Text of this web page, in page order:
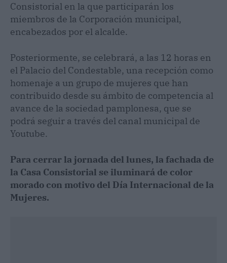
Consistorial en la que participarán los
miembros de la Corporación municipal,
encabezados por el alcalde.
Posteriormente, se celebrará, a las 12 horas en
el Palacio del Condestable, una recepción como
homenaje a un grupo de mujeres que han
contribuido desde su ámbito de competencia al
avance de la sociedad pamplonesa, que se
podrá seguir a través del canal municipal de
Youtube.
Para cerrar la jornada del lunes, la fachada de
la Casa Consistorial se iluminará de color
morado con motivo del Día Internacional de la
Mujeres.